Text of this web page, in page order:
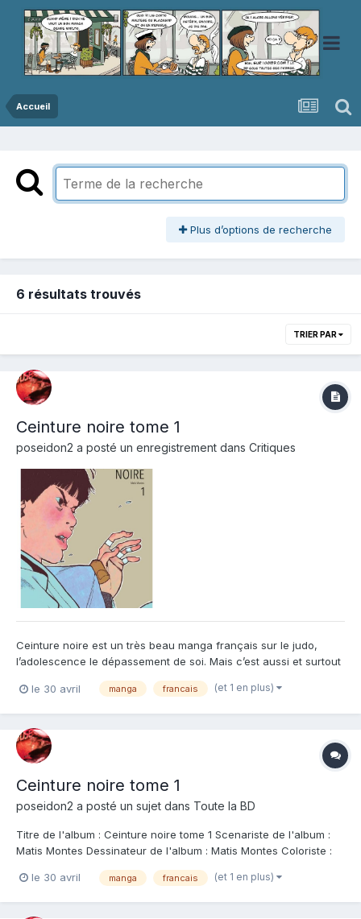
Accueil
Plus d’options de recherche
6 résultats trouvés
TRIER PAR
Ceinture noire tome 1
poseidon2 a posté un enregistrement dans Critiques
Ceinture noire est un très beau manga français sur le judo,
l’adolescence le dépassement de soi. Mais c’est aussi et surtout
qui n’ont pas la même vision de leur sport : entre une judoka de
le 30 avril manga francais (et 1 en plus)
Ceinture noire tome 1
poseidon2 a posté un sujet dans Toute la BD
Titre de l'album : Ceinture noire tome 1 Scenariste de l'album :
Matis Montes Dessinateur de l'album : Matis Montes Coloriste :
Depuis toute petite, Camille pratique le judo. Sans trop se poser
le 30 avril manga francais (et 1 en plus)